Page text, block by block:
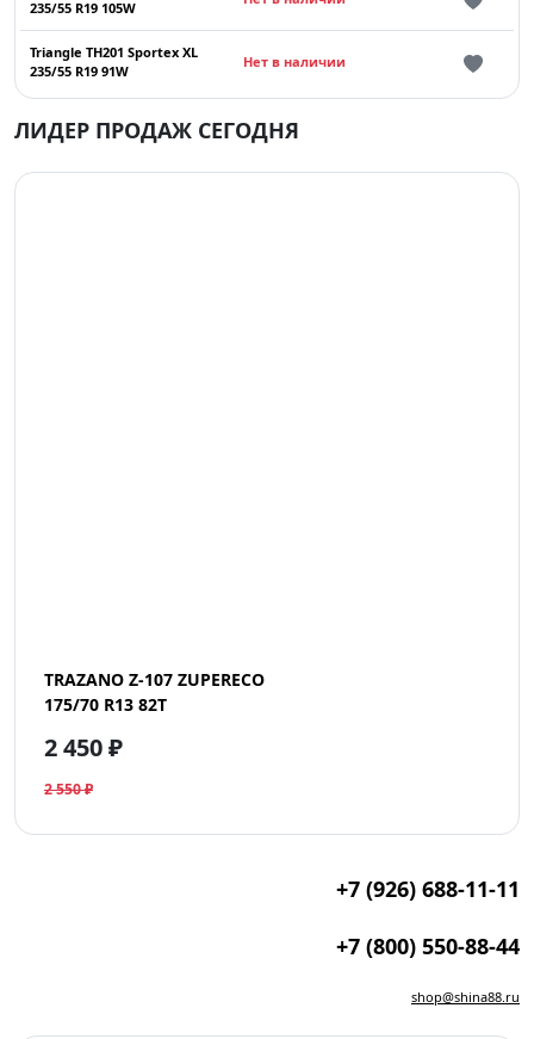
235/55 R19 105W
Triangle TH201 Sportex XL
235/55 R19 91W
Нет в наличии
ЛИДЕР ПРОДАЖ СЕГОДНЯ
TRAZANO Z-107 ZUPERECO
175/70 R13 82T
2 450 ₽
2 550 ₽
+7 (926) 688-11-11
+7 (800) 550-88-44
shop@shina88.ru